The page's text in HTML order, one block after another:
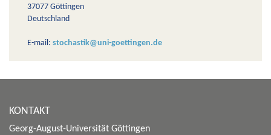
37077 Göttingen
Deutschland
E-mail: stochastik@uni-goettingen.de
KONTAKT
Georg-August-Universität Göttingen